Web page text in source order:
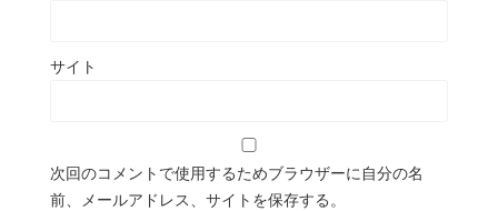
サイト
次回のコメントで使用するためブラウザーに自分の名
前、メールアドレス、サイトを保存する。